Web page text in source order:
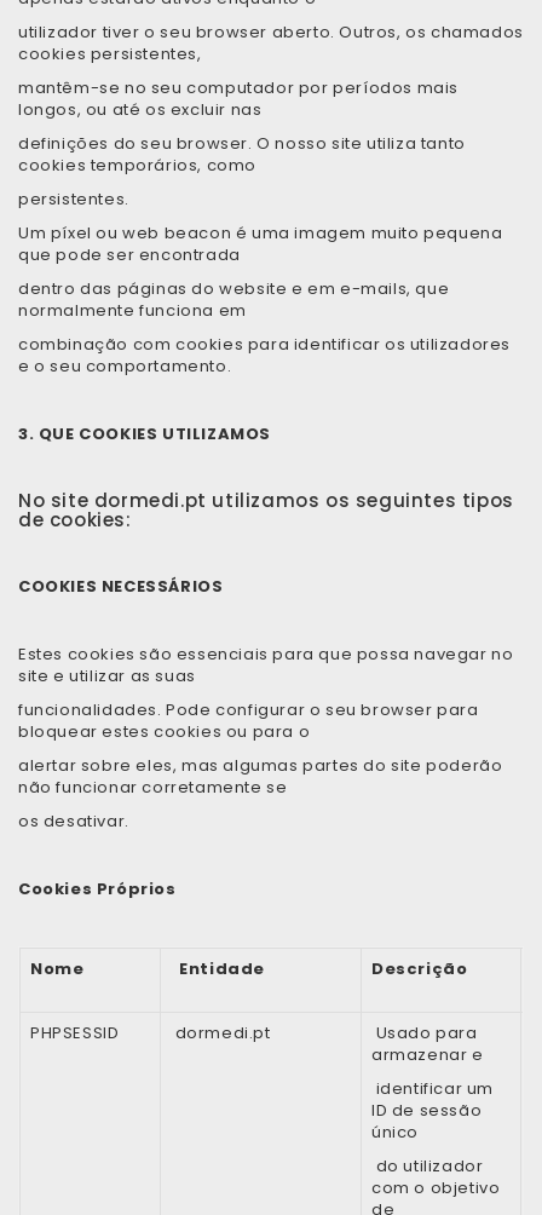
utilizador tiver o seu browser aberto. Outros, os chamados
cookies persistentes,
mantêm-se no seu computador por períodos mais
longos, ou até os excluir nas
definições do seu browser. O nosso site utiliza tanto
cookies temporários, como
persistentes.
Um píxel ou web beacon é uma imagem muito pequena
que pode ser encontrada
dentro das páginas do website e em e-mails, que
normalmente funciona em
combinação com cookies para identificar os utilizadores
e o seu comportamento.
3. QUE COOKIES UTILIZAMOS
No site dormedi.pt utilizamos os seguintes tipos
de cookies:
COOKIES NECESSÁRIOS
Estes cookies são essenciais para que possa navegar no
site e utilizar as suas
funcionalidades. Pode configurar o seu browser para
bloquear estes cookies ou para o
alertar sobre eles, mas algumas partes do site poderão
não funcionar corretamente se
os desativar.
Cookies Próprios
Nome Entidade Descrição
PHPSESSID
dormedi.pt
Usado para
armazenar e
identificar um
ID de sessão
único
do utilizador
com o objetivo
de